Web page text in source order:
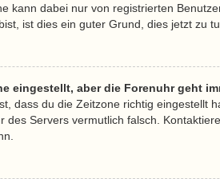
kann dabei nur von registrierten
ist dies ein guter Grund, dies jetzt zu
eingestellt, aber die Forenuhr geht
dass du die Zeitzone richtig eingestellt
des Servers vermutlich falsch.